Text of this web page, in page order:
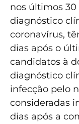
nos últimos 30
diagnóstico
coronavírus,
dias após o
candidatos à
diagnóstico
infecção pelo
consideradas
dias após a